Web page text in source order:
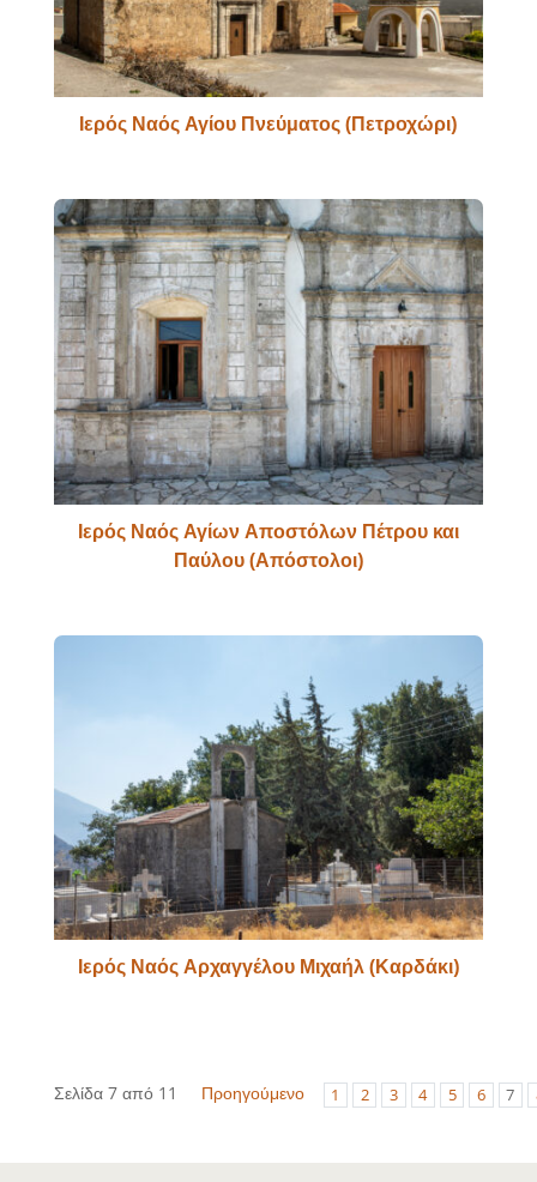
Ιερός Ναός Αγίου Πνεύματος (Πετροχώρι)
Ιερός Ναός Αγίων Αποστόλων Πέτρου και
Παύλου (Απόστολοι)
Ιερός Ναός Αρχαγγέλου Μιχαήλ (Καρδάκι)
Σελίδα 7 από 11 Προηγούμενο 1 2 3 4 5 6 7